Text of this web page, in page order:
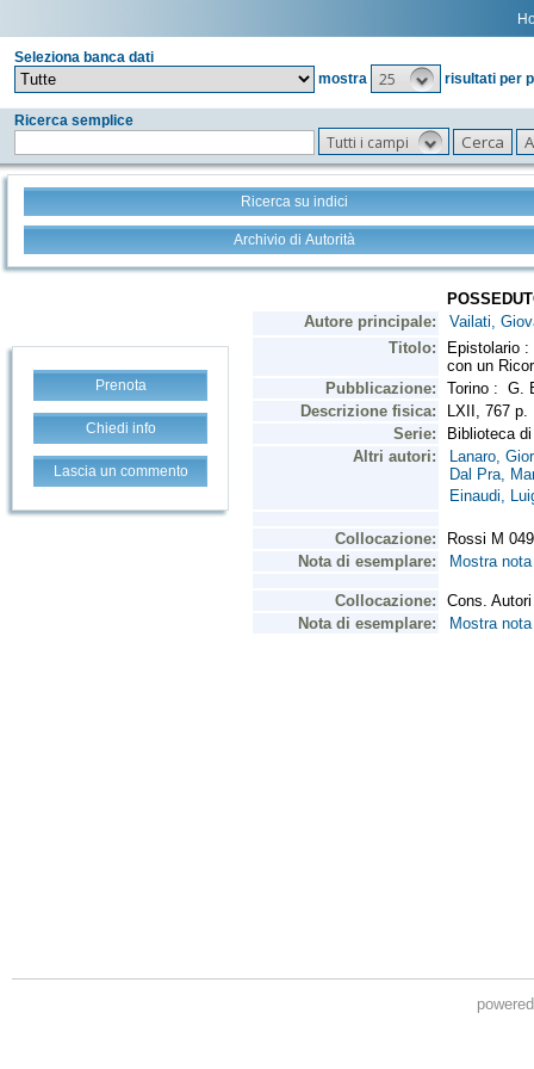
Seleziona banca dati
mostra
25 risultati per
Ricerca semplice
Tutti i campi
Ricerca su indici
Archivio di Autorità
Prenota
Chiedi info
Lascia un commento